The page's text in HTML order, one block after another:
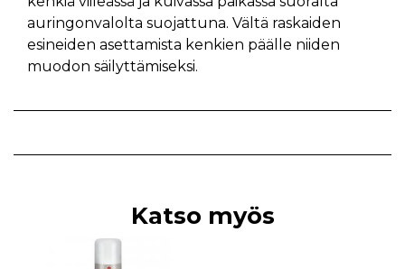
auringonvalolta suojattuna. Vältä raskaiden
esineiden asettamista kenkien päälle niiden
muodon säilyttämiseksi.
Katso myös